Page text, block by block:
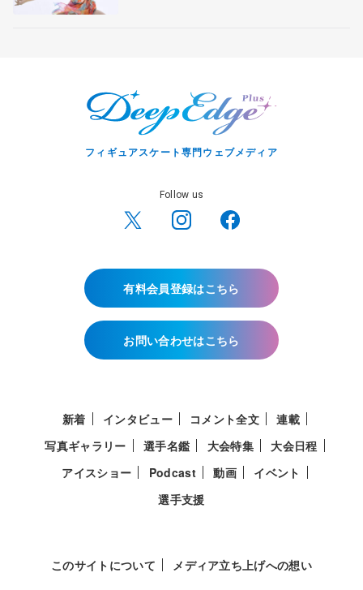
フィギュアスケート専門ウェブメディア
Follow us
有料会員登録はこちら
お問い合わせはこちら
新着 インタビュー コメント全文
連載
写真ギャラリー
選手名鑑 大会特集
大会日程
アイスショー
Podcast 動画
イベント
選手支援
このサイトについて メディア立ち上げへの想い